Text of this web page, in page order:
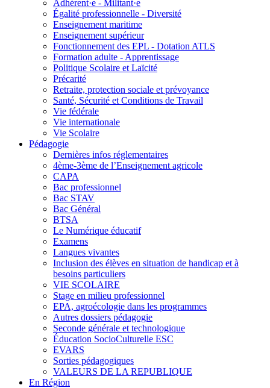
Adhérent·e - Militant·e
Égalité professionnelle - Diversité
Enseignement maritime
Enseignement supérieur
Fonctionnement des EPL - Dotation ATLS
Formation adulte - Apprentissage
Politique Scolaire et Laïcité
Précarité
Retraite, protection sociale et prévoyance
Santé, Sécurité et Conditions de Travail
Vie fédérale
Vie internationale
Vie Scolaire
Pédagogie
Dernières infos réglementaires
4ème-3ème de l’Enseignement agricole
CAPA
Bac professionnel
Bac STAV
Bac Général
BTSA
Le Numérique éducatif
Examens
Langues vivantes
Inclusion des élèves en situation de handicap et à
besoins particuliers
VIE SCOLAIRE
Stage en milieu professionnel
EPA, agroécologie dans les programmes
Autres dossiers pédagogie
Seconde générale et technologique
Éducation SocioCulturelle ESC
EVARS
Sorties pédagogiques
VALEURS DE LA REPUBLIQUE
En Région